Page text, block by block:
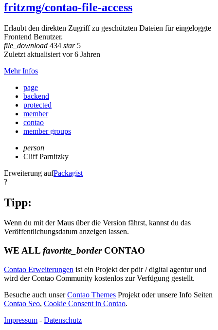
fritzmg/contao-file-access
Erlaubt den direkten Zugriff zu geschützten Dateien für eingeloggte
Frontend Benutzer.
file_download 434 star5
Zuletzt aktualisiert vor 6 Jahren
Mehr Infos
page
backend
protected
member
contao
member groups
person
Cliff Parnitzky
Erweiterung aufPackagist
?
Tipp:
Wenn du mit der Maus über die Version fährst, kannst du das
Veröffentlichungsdatum anzeigen lassen.
WE ALL favorite_borderCONTAO
Contao Erweiterungen ist ein Projekt der pdir / digital agentur und
wird der Contao Community kostenlos zur Verfügung gestellt.
Besuche auch unserContao Themes Projekt oder unsere Info Seiten
Contao Seo, Cookie Consent in Contao.
Impressum - Datenschutz